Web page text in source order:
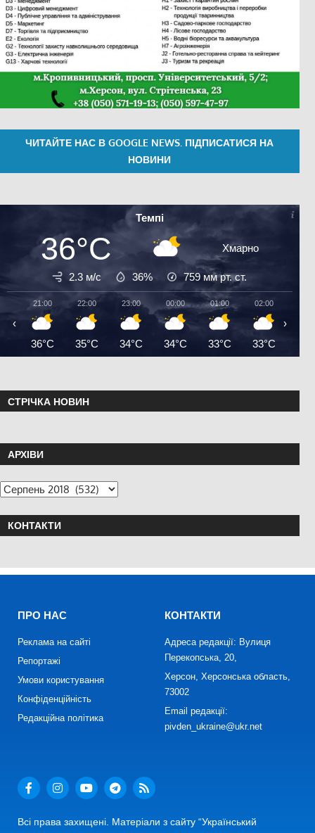
ЧИТАЙТЕ НАС В GOOGLE NEWS. ПІДПИСАТИСЯ НА
НОВИНИ
Темпі
36°C Хмарно
2.3 м/с 36% 759 мм рт. ст.
21:00
36°C
22:00
35°C
23:00
34°C
00:00
34°C
01:00
33°C
02:00
33°C
‹ ›
СТРІЧКА НОВИН
АРХІВИ
КОНТАКТИ
ПРО НАС
Реклама на сайті
Репортажі
Умови користування
Конфіденційність
Редакційна політика
КОНТАКТИ
Адреса редакції: Вулиця
Перекопська, 20,
Херсон, Херсонська область,
73002
Email редакції:
pivden_ukraine@ukr.net
Всі права захищені. Матеріали з сайту “Український